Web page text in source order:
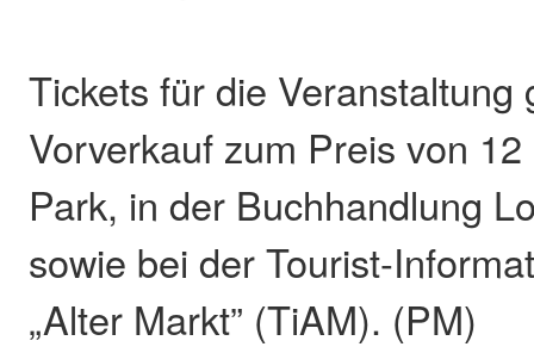
Tickets für die Veranstaltung
Vorverkauf zum Preis von
Park, in der Buchhandlung
sowie bei der Tourist-
„Alter Markt” (TiAM). (PM)